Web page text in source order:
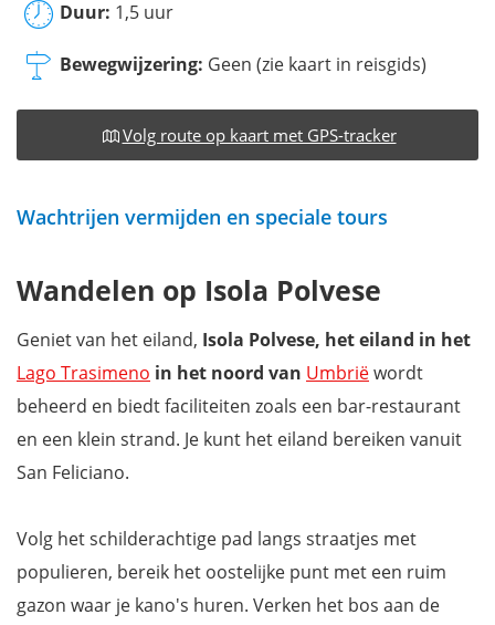
Duur: 1,5 uur
Bewegwijzering: Geen (zie kaart in reisgids)
Volg route op kaart met GPS-tracker
Wachtrijen vermijden en speciale tours
Wandelen op Isola Polvese
Geniet van het eiland, Isola Polvese, het eiland in het
Lago Trasimeno in het noord van Umbriëwordt
beheerd en biedt faciliteiten zoals een bar-restaurant
en een klein strand. Je kunt het eiland bereiken vanuit
San Feliciano.
Volg het schilderachtige pad langs straatjes met
populieren, bereik het oostelijke punt met een ruim
gazon waar je kano's huren. Verken het bos aan de